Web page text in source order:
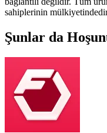
sahiplerinin
Şunlar da